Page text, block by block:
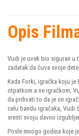
Opis
Vudi je uvek bio siguran u
zadatak da čuva svoje
Kada Forki, igračka koju je
otpatkom a ne igračkom,
da prihvati to da je on
celu bandu igračaka, Vudi
sresti svoju davno
Posle mnogo godina koje